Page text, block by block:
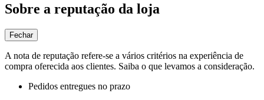
Sobre a reputação da loja
Fechar
A nota de reputação refere-se a vários critérios na experiência de
compra oferecida aos clientes. Saiba o que levamos a consideração.
Pedidos entregues no prazo